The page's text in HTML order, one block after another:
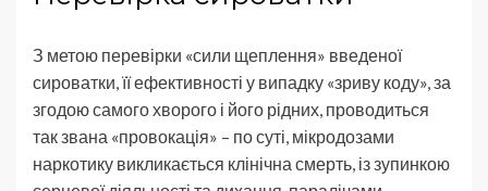
З метою перевірки «сили щеплення» введеної
сироватки, її ефективності у випадку «зриву коду», за
згодою самого хворого і його рідних, проводиться
так звана «провокація» – по суті, мікродозами
наркотику викликається клінічна смерть, із зупинкою